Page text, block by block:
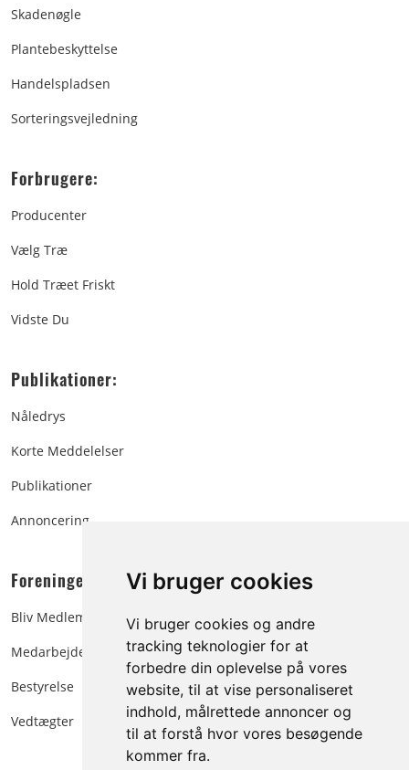
Vi bruger cookies
Vi bruger cookies og andre
tracking teknologier for at
forbedre din oplevelse på vores
website, til at vise personaliseret
indhold, målrettede annoncer og
til at forstå hvor vores besøgende
kommer fra.
Skadenøgle
Plantebeskyttelse
Handelspladsen
Sorteringsvejledning
Forbrugere:
Producenter
Vælg Træ
Hold Træet Friskt
Vidste Du
Publikationer:
Nåledrys
Korte Meddelelser
Publikationer
Annoncering
Foreningen:
Bliv Medlem
Medarbejdere
Bestyrelse
Vedtægter